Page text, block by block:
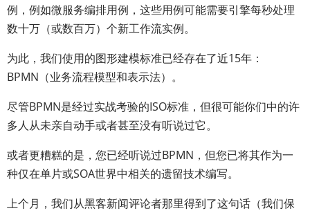
例，例如微服务编排用例，这些用例可能需要引擎每秒处理
数十万（或数百万）个新工作流实例。
为此，我们使用的图形建模标准已经存在了近15年：
BPMN（业务流程模型和表示法）。
尽管BPMN是经过实战考验的ISO标准，但很可能你们中的许
多人从未亲自动手或者甚至没有听说过它。
或者更糟糕的是，您已经听说过BPMN，但您已将其作为一
种仅在单片或SOA世界中相关的遗留技术编写。
上个月，我们从黑客新闻评论者那里得到了这句话（我们保